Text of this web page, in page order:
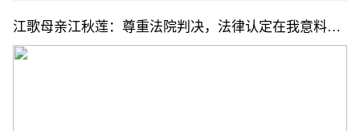
江歌母亲江秋莲：尊重法院判决，法律认定在我意料之
中